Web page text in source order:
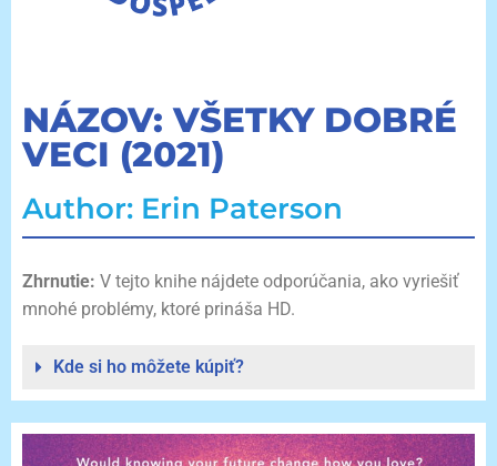
NÁZOV: VŠETKY DOBRÉ
VECI (2021)
Author: Erin Paterson
Zhrnutie: V tejto knihe nájdete odporúčania, ako vyriešiť
mnohé problémy, ktoré prináša HD.
Kde si ho môžete kúpiť?